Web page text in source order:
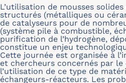
L’utilisation de mousses
structurés (métalliques ou
de catalyseurs pour de
(système pile à combustible,
purification de l’hydrogène,
constitue un enjeu
Cette journée est organisée à
et chercheurs concernés par
l’utilisation de ce type de
échangeurs-réacteurs. Les